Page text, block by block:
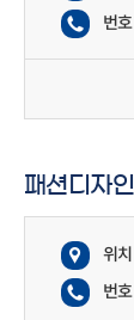
번호
패션디자
위치
번호